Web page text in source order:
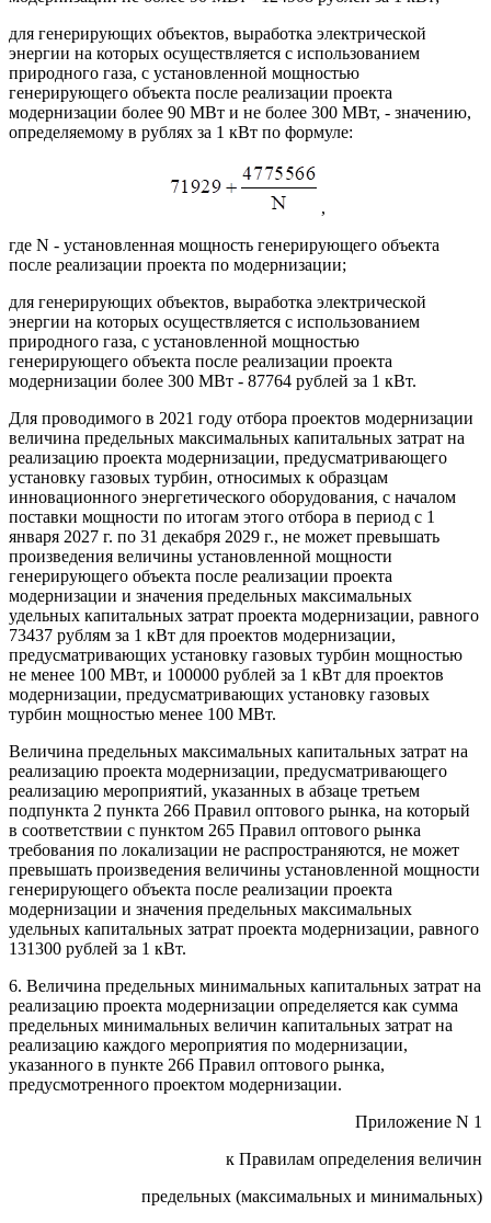
для генерирующих объектов, выработка электрической
энергии на которых осуществляется с использованием
природного газа, с установленной мощностью
генерирующего объекта после реализации проекта
модернизации более 90 МВт и не более 300 МВт, - значению,
определяемому в рублях за 1 кВт по формуле:
,
где N - установленная мощность генерирующего объекта
после реализации проекта по модернизации;
для генерирующих объектов, выработка электрической
энергии на которых осуществляется с использованием
природного газа, с установленной мощностью
генерирующего объекта после реализации проекта
модернизации более 300 МВт - 87764 рублей за 1 кВт.
Для проводимого в 2021 году отбора проектов модернизации
величина предельных максимальных капитальных затрат на
реализацию проекта модернизации, предусматривающего
установку газовых турбин, относимых к образцам
инновационного энергетического оборудования, с началом
поставки мощности по итогам этого отбора в период с 1
января 2027 г. по 31 декабря 2029 г., не может превышать
произведения величины установленной мощности
генерирующего объекта после реализации проекта
модернизации и значения предельных максимальных
удельных капитальных затрат проекта модернизации, равного
73437 рублям за 1 кВт для проектов модернизации,
предусматривающих установку газовых турбин мощностью
не менее 100 МВт, и 100000 рублей за 1 кВт для проектов
модернизации, предусматривающих установку газовых
турбин мощностью менее 100 МВт.
Величина предельных максимальных капитальных затрат на
реализацию проекта модернизации, предусматривающего
реализацию мероприятий, указанных в абзаце третьем
подпункта 2 пункта 266 Правил оптового рынка, на который
в соответствии с пунктом 265 Правил оптового рынка
требования по локализации не распространяются, не может
превышать произведения величины установленной мощности
генерирующего объекта после реализации проекта
модернизации и значения предельных максимальных
удельных капитальных затрат проекта модернизации, равного
131300 рублей за 1 кВт.
6. Величина предельных минимальных капитальных затрат на
реализацию проекта модернизации определяется как сумма
предельных минимальных величин капитальных затрат на
реализацию каждого мероприятия по модернизации,
указанного в пункте 266 Правил оптового рынка,
предусмотренного проектом модернизации.
Приложение N 1
к Правилам определения величин
предельных (максимальных и минимальных)